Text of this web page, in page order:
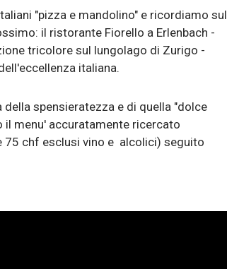
"pizza e mandolino" e ricordiamo sul
il ristorante Fiorello a Erlenbach -
tricolore sul lungolago di Zurigo -
italiana.
spensieratezza e di quella "dolce
il menu' accuratamente ricercato
chf esclusi vino e alcolici) seguito